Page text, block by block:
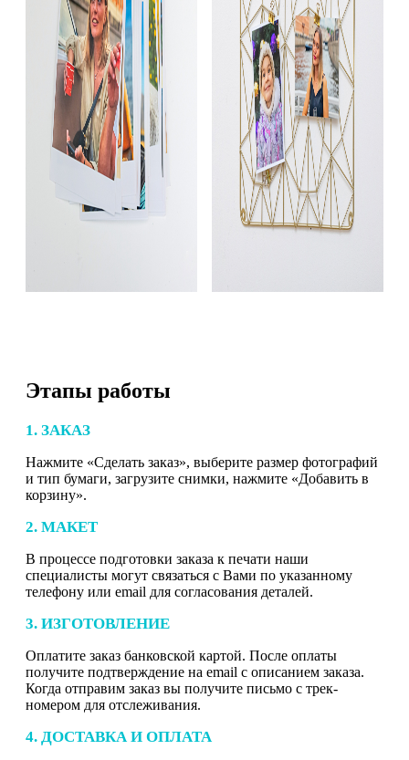
Этапы работы
1. ЗАКАЗ
Нажмите «Сделать заказ», выберите размер фотографий
и тип бумаги, загрузите снимки, нажмите «Добавить в
корзину».
2. МАКЕТ
В процессе подготовки заказа к печати наши
специалисты могут связаться с Вами по указанному
телефону или email для согласования деталей.
3. ИЗГОТОВЛЕНИЕ
Оплатите заказ банковской картой. После оплаты
получите подтверждение на email с описанием заказа.
Когда отправим заказ вы получите письмо с трек-
номером для отслеживания.
4. ДОСТАВКА И ОПЛАТА